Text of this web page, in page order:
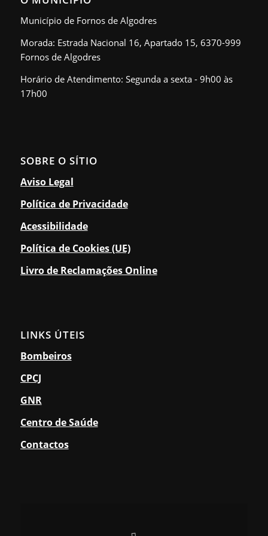
Município de Fornos de Algodres
Morada: Estrada Nacional 16, Apartado 15, 6370-999
Fornos de Algodres
Horário de Atendimento: Segunda a sexta - 9h00 às
17h00
SOBRE O SÍTIO
Aviso Legal
Política de Privacidade
Acessibilidade
Política de Cookies (UE)
Livro de Reclamações Online
LINKS ÚTEIS
Bombeiros
CPCJ
GNR
Centro de Saúde
Contactos